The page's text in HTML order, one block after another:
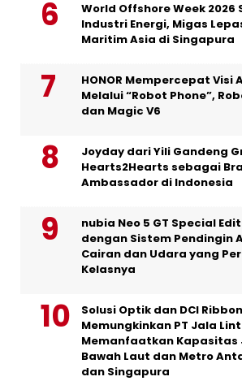
World Offshore Week 2026
Industri Energi, Migas
Maritim Asia di Singapura
HONOR Mempercepat Visi
Melalui “Robot Phone”,
dan Magic V6
Joyday dari Yili Gandeng
Hearts2Hearts sebagai
Ambassador di Indonesia
nubia Neo 5 GT Special
dengan Sistem Pendingin
Cairan dan Udara yang
Kelasnya
Solusi Optik dan DCI Ribbon
Memungkinkan PT Jala
Memanfaatkan Kapasitas
Bawah Laut dan Metro
dan Singapura